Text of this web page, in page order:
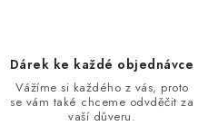
Dárek ke každé objednávce
Vážíme si každého z vás, proto
se vám také chceme odvděčit za
vaší důveru.